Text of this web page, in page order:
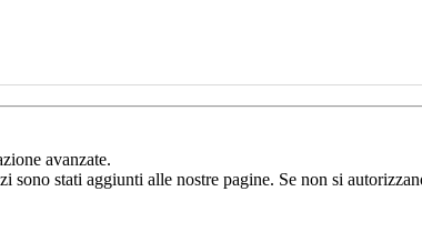
avanzate.
sono stati aggiunti alle nostre pagine. Se non si